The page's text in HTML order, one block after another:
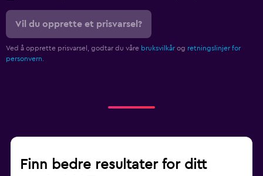
Vil du opprette et prisvarsel?
Ved å opprette prisvarsel, godtar du våre bruksvilkår og retningslinjer for
personvern.
Finn bedre resultater for ditt